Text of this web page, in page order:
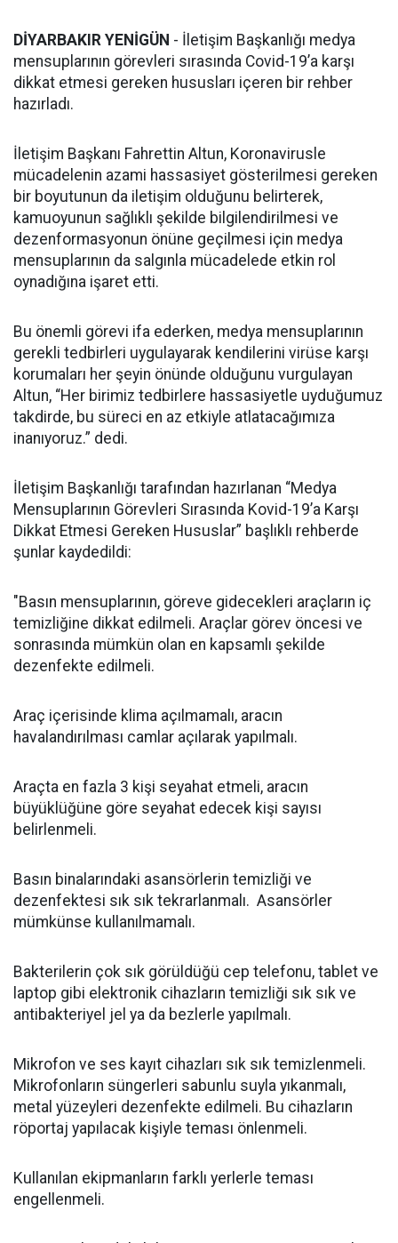
DİYARBAKIR YENİGÜN - İletişim Başkanlığı medya
mensuplarının görevleri sırasında Covid-19’a karşı
dikkat etmesi gereken hususları içeren bir rehber
hazırladı.
İletişim Başkanı Fahrettin Altun, Koronavirusle
mücadelenin azami hassasiyet gösterilmesi gereken
bir boyutunun da iletişim olduğunu belirterek,
kamuoyunun sağlıklı şekilde bilgilendirilmesi ve
dezenformasyonun önüne geçilmesi için medya
mensuplarının da salgınla mücadelede etkin rol
oynadığına işaret etti.
Bu önemli görevi ifa ederken, medya mensuplarının
gerekli tedbirleri uygulayarak kendilerini virüse karşı
korumaları her şeyin önünde olduğunu vurgulayan
Altun, “Her birimiz tedbirlere hassasiyetle uyduğumuz
takdirde, bu süreci en az etkiyle atlatacağımıza
inanıyoruz.” dedi.
İletişim Başkanlığı tarafından hazırlanan “Medya
Mensuplarının Görevleri Sırasında Kovid-19’a Karşı
Dikkat Etmesi Gereken Hususlar” başlıklı rehberde
şunlar kaydedildi:
"Basın mensuplarının, göreve gidecekleri araçların iç
temizliğine dikkat edilmeli. Araçlar görev öncesi ve
sonrasında mümkün olan en kapsamlı şekilde
dezenfekte edilmeli.
Araç içerisinde klima açılmamalı, aracın
havalandırılması camlar açılarak yapılmalı.
Araçta en fazla 3 kişi seyahat etmeli, aracın
büyüklüğüne göre seyahat edecek kişi sayısı
belirlenmeli.
Basın binalarındaki asansörlerin temizliği ve
dezenfektesi sık sık tekrarlanmalı. Asansörler
mümkünse kullanılmamalı.
Bakterilerin çok sık görüldüğü cep telefonu, tablet ve
laptop gibi elektronik cihazların temizliği sık sık ve
antibakteriyel jel ya da bezlerle yapılmalı.
Mikrofon ve ses kayıt cihazları sık sık temizlenmeli.
Mikrofonların süngerleri sabunlu suyla yıkanmalı,
metal yüzeyleri dezenfekte edilmeli. Bu cihazların
röportaj yapılacak kişiyle teması önlenmeli.
Kullanılan ekipmanların farklı yerlerle teması
engellenmeli.